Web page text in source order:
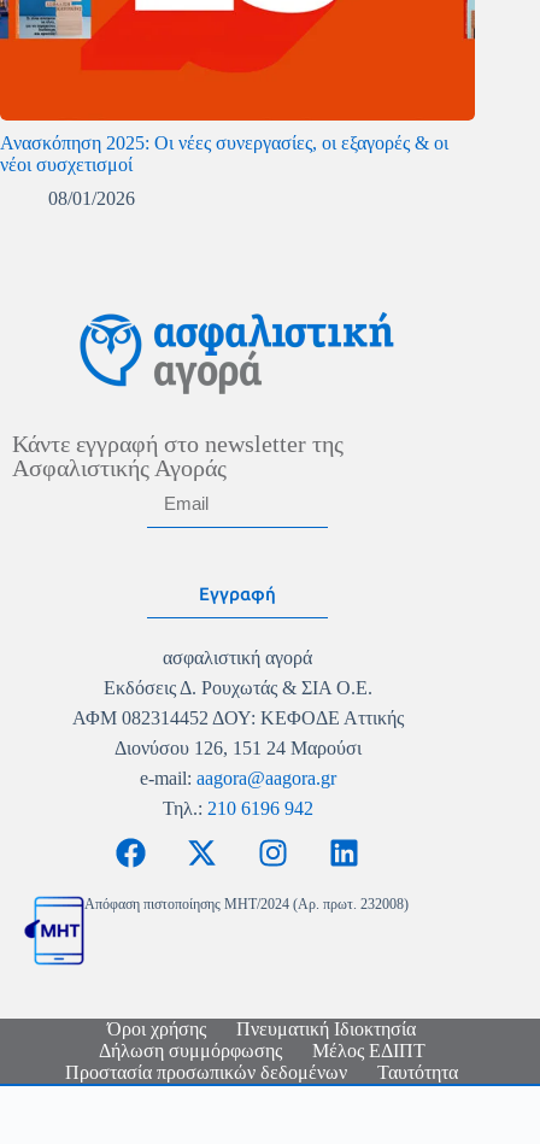
Ανασκόπηση 2025: Οι νέες συνεργασίες, οι εξαγορές & οι
νέοι συσχετισμοί
08/01/2026
Κάντε εγγραφή στο newsletter της
Ασφαλιστικής Αγοράς
Εγγραφή
ασφαλιστική αγορά
Εκδόσεις Δ. Ρουχωτάς & ΣΙΑ Ο.Ε.
ΑΦΜ 082314452 ΔΟΥ: ΚΕΦΟΔΕ Αττικής
Διονύσου 126, 151 24 Μαρούσι
e-mail: aagora@aagora.gr
Τηλ.: 210 6196 942
Απόφαση πιστοποίησης MHT/2024 (Αρ. πρωτ. 232008)
Όροι χρήσης
Πνευματική Ιδιοκτησία
Δήλωση συμμόρφωσης
Μέλος ΕΔΙΠΤ
Προστασία προσωπικών δεδομένων
Ταυτότητα